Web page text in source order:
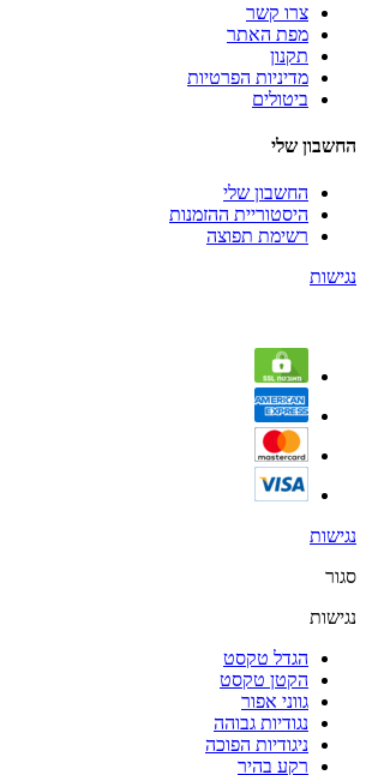
צרו קשר
מפת האתר
תקנון
מדיניות הפרטיות
ביטולים
החשבון שלי
החשבון שלי
היסטוריית ההזמנות
רשימת תפוצה
נגישות
נגישות
סגור
נגישות
הגדל טקסט
הקטן טקסט
גווני אפור
נגודיות גבוהה
ניגודיות הפוכה
רקע בהיר